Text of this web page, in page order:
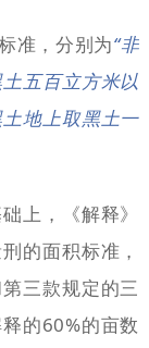
准，分别为“非
五百立方米以
地上取黑土一
上，《解释》
的面积标准，
三款规定的三
的60%的亩数